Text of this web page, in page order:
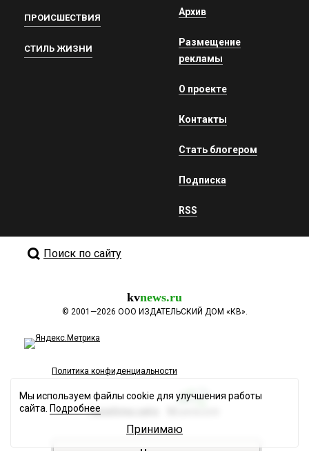
ПРОИСШЕСТВИЯ
СТИЛЬ ЖИЗНИ
Архив
Размещение
рекламы
О проекте
Контакты
Стать блогером
Подписка
RSS
Поиск по сайту
kvnews.ru
© 2001—2026 ООО ИЗДАТЕЛЬСКИЙ ДОМ «КВ».
Политика конфиденциальности
Разработка сайта
Мы используем файлы cookie для улучшения работы
сайта. Подробнее
Принимаю